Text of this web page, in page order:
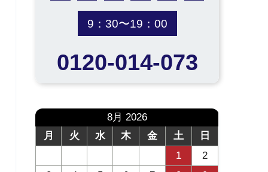
9：30〜19：00
0120-014-073
8月 2026
月
火 水 木 金 土
日
1
2